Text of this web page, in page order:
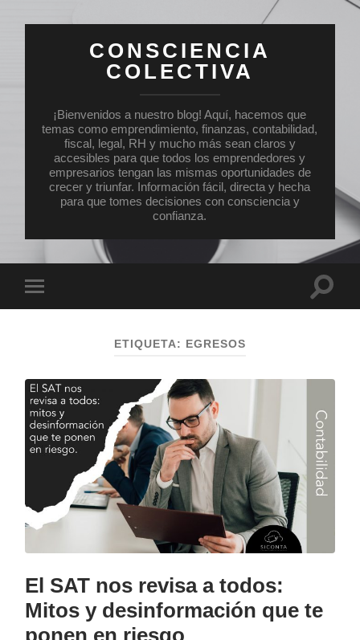
CONSCIENCIA
COLECTIVA
¡Bienvenidos a nuestro blog! Aquí, hacemos que
temas como emprendimiento, finanzas, contabilidad,
fiscal, legal, RH y mucho más sean claros y
accesibles para que todos los emprendedores y
empresarios tengan las mismas oportunidades de
crecer y triunfar. Información fácil, directa y hecha
para que tomes decisiones con consciencia y
confianza.
el
ETIQUETA: EGRESOS
El SAT nos revisa a todos:
Mitos y desinformación que te